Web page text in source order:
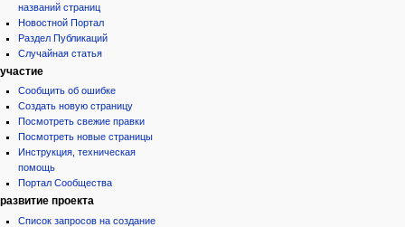
названий страниц
Новостной Портал
Раздел Публикаций
Случайная статья
участие
Сообщить об ошибке
Создать новую страницу
Посмотреть свежие правки
Посмотреть новые страницы
Инструкция, техническая
помощь
Портал Сообщества
развитие проекта
Список запросов на создание